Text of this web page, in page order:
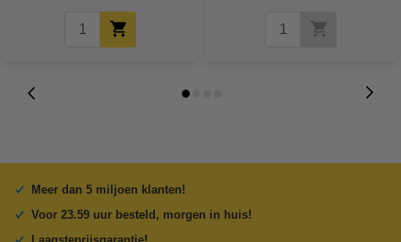
Meer dan 5 miljoen klanten!
Voor 23.59 uur besteld, morgen in huis!